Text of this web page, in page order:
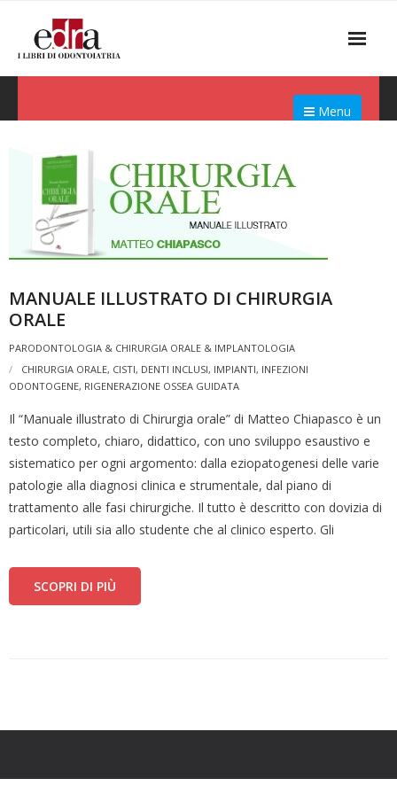
Menu
MANUALE ILLUSTRATO DI CHIRURGIA
ORALE
PARODONTOLOGIA & CHIRURGIA ORALE & IMPLANTOLOGIA
CHIRURGIA ORALE, CISTI, DENTI INCLUSI, IMPIANTI, INFEZIONI
ODONTOGENE, RIGENERAZIONE OSSEA GUIDATA
Il “Manuale illustrato di Chirurgia orale” di Matteo Chiapasco è un
testo completo, chiaro, didattico, con uno sviluppo esaustivo e
sistematico per ogni argomento: dalla eziopatogenesi delle varie
patologie alla diagnosi clinica e strumentale, dal piano di
trattamento alle fasi chirurgiche. Il tutto è descritto con dovizia di
particolari, utili sia allo studente che al clinico esperto. Gli
SCOPRI DI PIÙ